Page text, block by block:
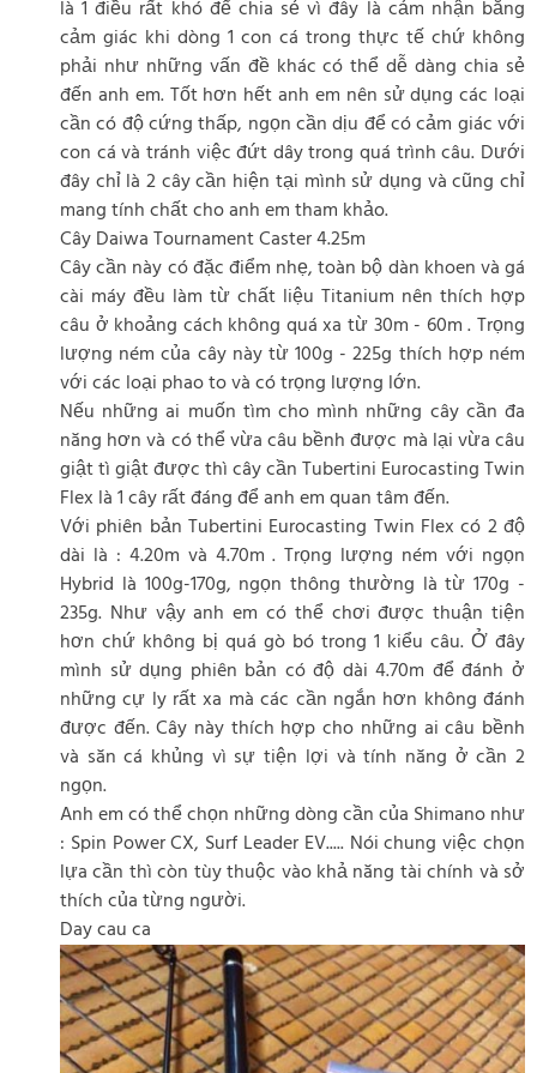
là 1 điều rất khó để chia sẻ vì đây là cảm nhận bằng
cảm giác khi dòng 1 con cá trong thực tế chứ không
phải như những vấn đề khác có thể dễ dàng chia sẻ
đến anh em. Tốt hơn hết anh em nên sử dụng các loại
cần có độ cứng thấp, ngọn cần dịu để có cảm giác với
con cá và tránh việc đứt dây trong quá trình câu. Dưới
đây chỉ là 2 cây cần hiện tại mình sử dụng và cũng chỉ
mang tính chất cho anh em tham khảo.
Cây Daiwa Tournament Caster 4.25m
Cây cần này có đặc điểm nhẹ, toàn bộ dàn khoen và gá
cài máy đều làm từ chất liệu Titanium nên thích hợp
câu ở khoảng cách không quá xa từ 30m - 60m . Trọng
lượng ném của cây này từ 100g - 225g thích hợp ném
với các loại phao to và có trọng lượng lớn.
Nếu những ai muốn tìm cho mình những cây cần đa
năng hơn và có thể vừa câu bềnh được mà lại vừa câu
giật tì giật được thì cây cần Tubertini Eurocasting Twin
Flex là 1 cây rất đáng để anh em quan tâm đến.
Với phiên bản Tubertini Eurocasting Twin Flex có 2 độ
dài là : 4.20m và 4.70m . Trọng lượng ném với ngọn
Hybrid là 100g-170g, ngọn thông thường là từ 170g -
235g. Như vậy anh em có thể chơi được thuận tiện
hơn chứ không bị quá gò bó trong 1 kiểu câu. Ở đây
mình sử dụng phiên bản có độ dài 4.70m để đánh ở
những cự ly rất xa mà các cần ngắn hơn không đánh
được đến. Cây này thích hợp cho những ai câu bềnh
và săn cá khủng vì sự tiện lợi và tính năng ở cần 2
ngọn.
Anh em có thể chọn những dòng cần của Shimano như
: Spin Power CX, Surf Leader EV..... Nói chung việc chọn
lựa cần thì còn tùy thuộc vào khả năng tài chính và sở
thích của từng người.
Day cau ca